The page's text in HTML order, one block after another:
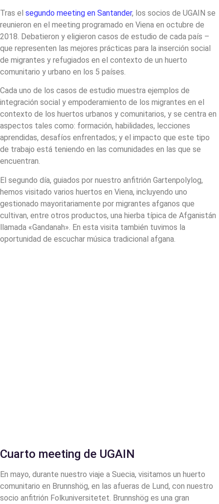
Tras el segundo meeting en Santander, los socios de UGAIN se
reunieron en el meeting programado en Viena en octubre de
2018. Debatieron y eligieron casos de estudio de cada país –
que representen las mejores prácticas para la inserción social
de migrantes y refugiados en el contexto de un huerto
comunitario y urbano en los 5 países.
Cada uno de los casos de estudio muestra ejemplos de
integración social y empoderamiento de los migrantes en el
contexto de los huertos urbanos y comunitarios, y se centra en
aspectos tales como: formación, habilidades, lecciones
aprendidas, desafíos enfrentados; y el impacto que este tipo
de trabajo está teniendo en las comunidades en las que se
encuentran.
El segundo día, guiados por nuestro anfitrión Gartenpolylog,
hemos visitado varios huertos en Viena, incluyendo uno
gestionado mayoritariamente por migrantes afganos que
cultivan, entre otros productos, una hierba típica de Afganistán
llamada «Gandanah». En esta visita también tuvimos la
oportunidad de escuchar música tradicional afgana.
Cuarto meeting de UGAIN
En mayo, durante nuestro viaje a Suecia, visitamos un huerto
comunitario en Brunnshög, en las afueras de Lund, con nuestro
socio anfitrión Folkuniversitetet. Brunnshög es una gran